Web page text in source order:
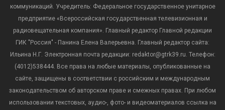
коммуникаций. Учредитель: Федеральное государственное унитарное
предприятие «Всероссийская государственная телевизионная и
радиовещательная компания». Главный редактор Главной редакции
ГИК "Россия" - Панина Елена Валерьевна. Главный редактор сайта:
Ильина Н.Г. Электронная почта редакции: redaktor@gtrk39.ru. Телефон:
(4012)538444. Все права на любые материалы, опубликованные на
сайте, защищены в соответствии с российским и международным
законодательством об авторском праве и смежных правах. При любом
использовании текстовых, аудио-, фото- и видеоматериалов ссылка на